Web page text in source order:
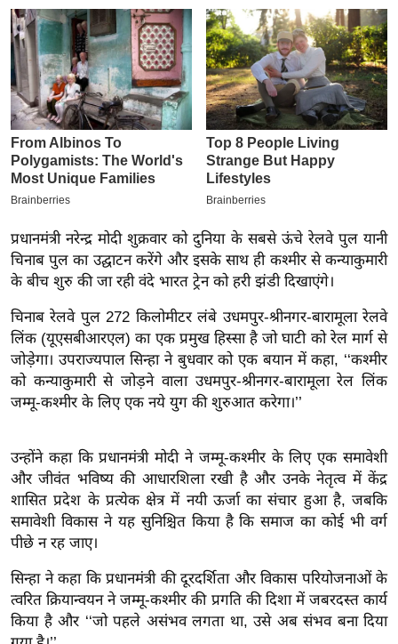
ब
ज
ट
खे
ल
क्रि
के
ट
I
P
L
2
2
6
क्रा
इ
ई
-
पे
प
र
मि
सा
ल
प्रधानमंत्री नरेन्द्र मोदी शुक्रवार को दुनिया के सबसे ऊंचे रेलवे पुल यानी
चिनाब पुल का उद्घाटन करेंगे और इसके साथ ही कश्मीर से कन्याकुमारी
के बीच शुरु की जा रही वंदे भारत ट्रेन को हरी झंडी दिखाएंगे।
चिनाब रेलवे पुल 272 किलोमीटर लंबे उधमपुर-श्रीनगर-बारामूला रेलवे
लिंक (यूएसबीआरएल) का एक प्रमुख हिस्सा है जो घाटी को रेल मार्ग से
जोड़ेगा। उपराज्यपाल सिन्हा ने बुधवार को एक बयान में कहा, ‘‘कश्मीर
को कन्याकुमारी से जोड़ने वाला उधमपुर-श्रीनगर-बारामूला रेल लिंक
जम्मू-कश्मीर के लिए एक नये युग की शुरुआत करेगा।’’
उन्होंने कहा कि प्रधानमंत्री मोदी ने जम्मू-कश्मीर के लिए एक समावेशी
और जीवंत भविष्य की आधारशिला रखी है और उनके नेतृत्व में केंद्र
शासित प्रदेश के प्रत्येक क्षेत्र में नयी ऊर्जा का संचार हुआ है, जबकि
समावेशी विकास ने यह सुनिश्चित किया है कि समाज का कोई भी वर्ग
पीछे न रह जाए।
सिन्हा ने कहा कि प्रधानमंत्री की दूरदर्शिता और विकास परियोजनाओं के
त्वरित क्रियान्वयन ने जम्मू-कश्मीर की प्रगति की दिशा में जबरदस्त कार्य
किया है और ‘‘जो पहले असंभव लगता था, उसे अब संभव बना दिया